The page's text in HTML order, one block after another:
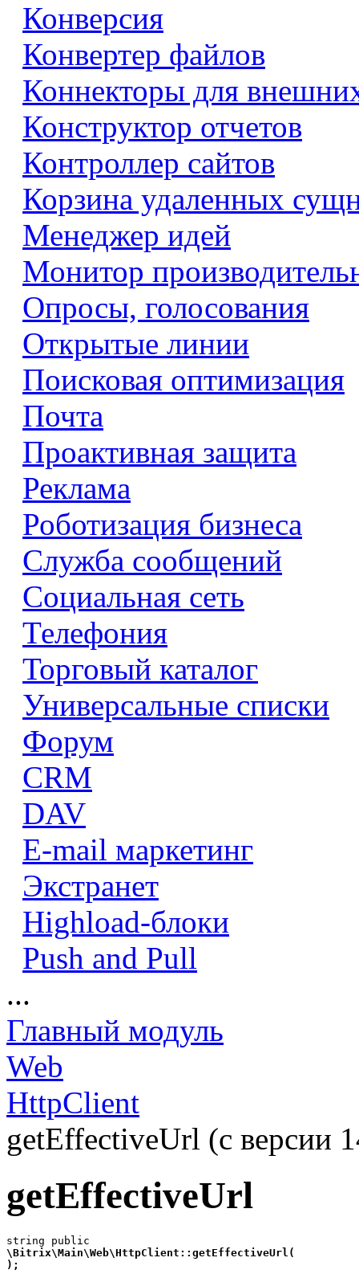
Конверсия
Конвертер файлов
Коннекторы для
Конструктор отчетов
Контроллер сайтов
Корзина удаленных
Менеджер идей
Монитор
Опросы, голосования
Открытые линии
Поисковая оптимизация
Почта
Проактивная защита
Реклама
Роботизация бизнеса
Служба сообщений
Социальная сеть
Телефония
Торговый каталог
Универсальные списки
Форум
CRM
DAV
E-mail маркетинг
Экстранет
Highload-блоки
Push and Pull
...
Главный модуль
Web
HttpClient
getEffectiveUrl (с версии
getEffectiveUrl
\Bitrix\Main\Web\HttpClient::getEffectiveUrl(
);